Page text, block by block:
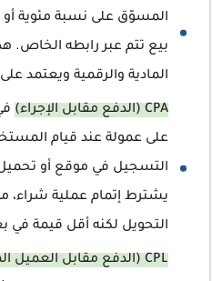
المسوّق على نسبة مئوية
بيع تتم عبر رابطه الخاص.
المادية والرقمية ويعتمد
CPA (الدفع مقابل الإجراء)
على عمولة عند قيام
التسجيل في موقع أو تحميل
يشترط إتمام عملية
التحويل لكنه أقل قيمة في
CPL (الدفع مقابل العميل المحتمل)